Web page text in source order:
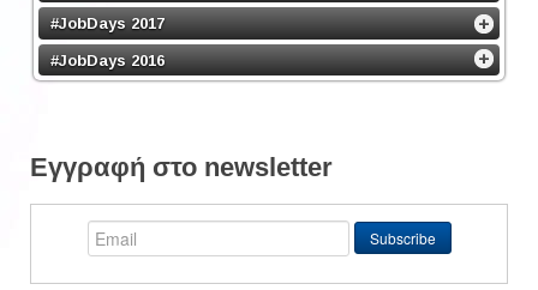
#JobDays 2017
#JobDays 2016
Εγγραφή στο newsletter